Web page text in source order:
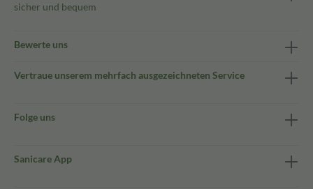
sicher und bequem
Bewerte uns
Vertraue unserem mehrfach ausgezeichneten Service
Folge uns
Sanicare App